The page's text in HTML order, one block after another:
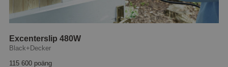
Excenterslip 480W
Black+Decker
115 600 poäng